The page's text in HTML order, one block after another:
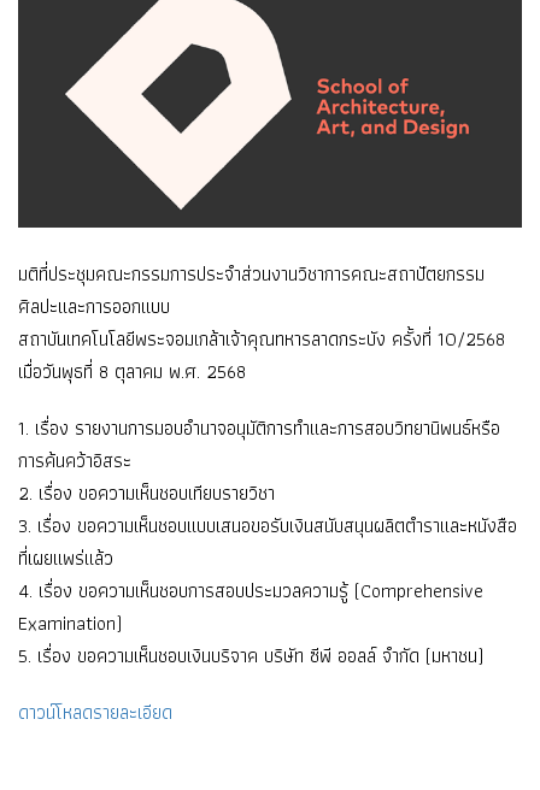
มติที่ประชุมคณะกรรมการประจำส่วนงานวิชาการคณะสถาปัตยกรรม
ศิลปะและการออกแบบ
สถาบันเทคโนโลยีพระจอมเกล้าเจ้าคุณทหารลาดกระบัง ครั้งที่ 10/2568
เมื่อวันพุธที่ 8 ตุลาคม พ.ศ. 2568
1. เรื่อง รายงานการมอบอำนาจอนุมัติการทำและการสอบวิทยานิพนธ์หรือ
การค้นคว้าอิสระ
2. เรื่อง ขอความเห็นชอบเทียบรายวิชา
3. เรื่อง ขอความเห็นชอบแบบเสนอขอรับเงินสนับสนุนผลิตตำราและหนังสือ
ที่เผยแพร่แล้ว
4. เรื่อง ขอความเห็นชอบการสอบประมวลความรู้ (Comprehensive
Examination)
5. เรื่อง ขอความเห็นชอบเงินบริจาค บริษัท ซีพี ออลล์ จำกัด (มหาชน)
ดาวน์โหลดรายละเอียด